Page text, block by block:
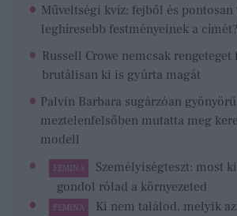
Műveltségi kvíz: fejből és
leghíresebb festményeinek a címét?
Russell Crowe nemcsak rengeteget
brutálisan ki is gyúrta magát
Palvin Barbara sugárzóan
meztelenfelsőben mutatta meg
modell
FEMINA
Személyiségteszt: most
gondol rólad a környezeted
FEMINA
Ki nem találod, melyik